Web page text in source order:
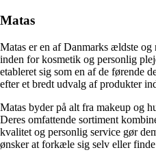
Matas
Matas er en af Danmarks ældste
inden for kosmetik og personlig
etableret sig som en af de førende
efter et bredt udvalg af produkter
Matas byder på alt fra makeup og
Deres omfattende sortiment
kvalitet og personlig service gør
ønsker at forkæle sig selv eller